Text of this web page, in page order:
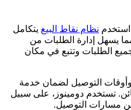
استخدم نظام نقاط البيع يتكامل
يسهل إدارة الطلبات من
الطلبات وتتبع في مكان
التوصيل لضمان خدمة
تستخدم دومينوز، على سبيل
مسارات التوصيل.